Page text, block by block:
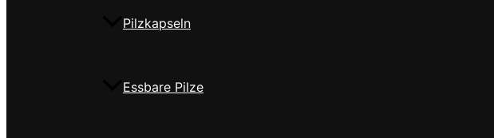
Pilzkapseln
Essbare Pilze